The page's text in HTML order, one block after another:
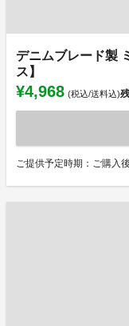
デニムブレード製
ス】
¥4,968 (税込/送料込)
ご提供予定時期：ご購入